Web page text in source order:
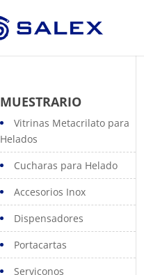
MUESTRARIO
Vitrinas Metacrilato para
Helados
Cucharas para Helado
Accesorios Inox
Dispensadores
Portacartas
Serviconos